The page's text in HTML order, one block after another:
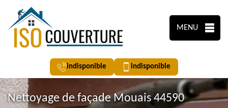
MENU
indisponible indisponible
Nettoyage de façade Mouais 44590